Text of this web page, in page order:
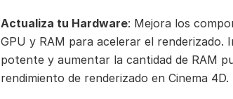
Actualiza tu Hardware: Mejora los
GPU y RAM para acelerar el
potente y aumentar la cantidad de RAM
rendimiento de renderizado en Cinema 4D.